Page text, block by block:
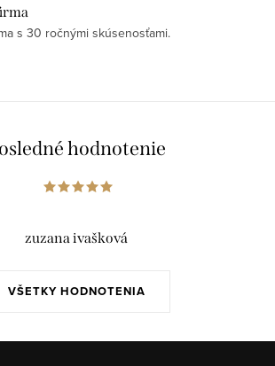
s 30 ročnými skúsenosťami.
hodnotenie
VŠETKY HODNOTENIA
zuzana ivašková